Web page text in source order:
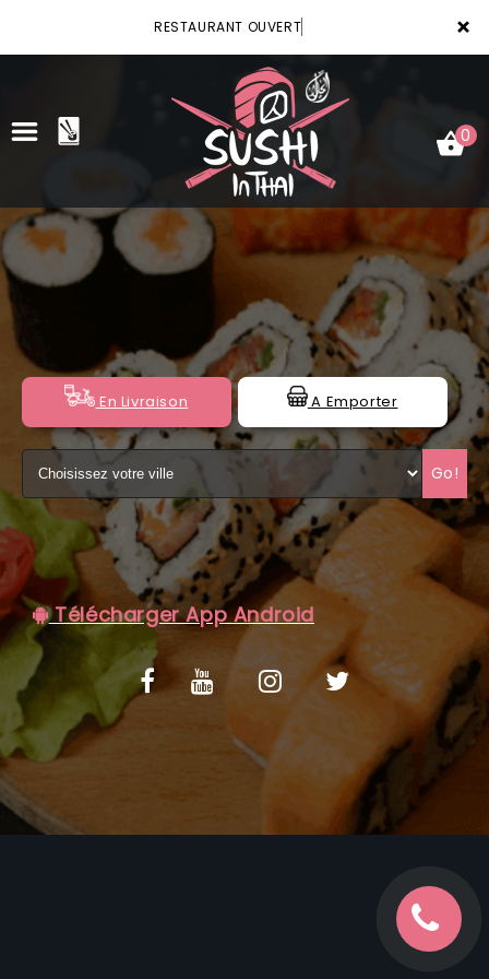
×
RESTAURANT OUVERT
ACCUEIL
VOTRE COMPTE
NOTRE RESTAURANT
VOS AVIS
MENTIONS LÉGALES
C.G.V
0
En Livraison A Emporter
Go!
Télécharger App Android